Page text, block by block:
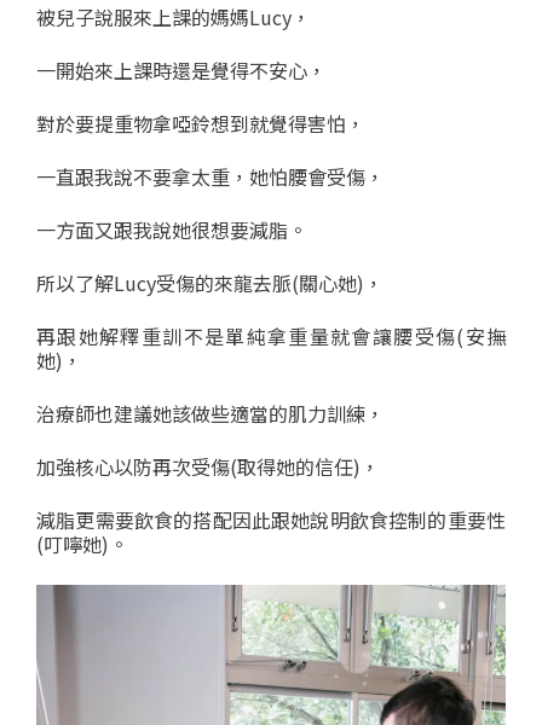
被兒子說服來上課的媽媽Lucy，
一開始來上課時還是覺得不安心，
對於要提重物拿啞鈴想到就覺得害怕，
一直跟我說不要拿太重，她怕腰會受傷，
一方面又跟我說她很想要減脂。
所以了解Lucy受傷的來龍去脈(關心她)，
再跟她解釋重訓不是單純拿重量就會讓腰受傷(安撫
她)，
治療師也建議她該做些適當的肌力訓練，
加強核心以防再次受傷(取得她的信任)，
減脂更需要飲食的搭配因此跟她說明飲食控制的重要性
(叮嚀她)。